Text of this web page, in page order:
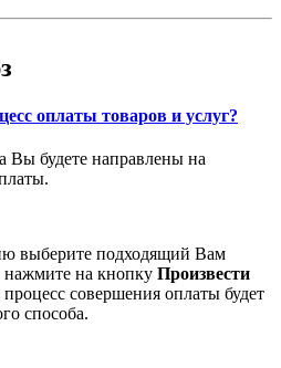
оплаты товаров и услуг?
Вы будете направлены на
выберите подходящий Вам
нажмите на кнопку Произвести
совершения оплаты будет
способа.